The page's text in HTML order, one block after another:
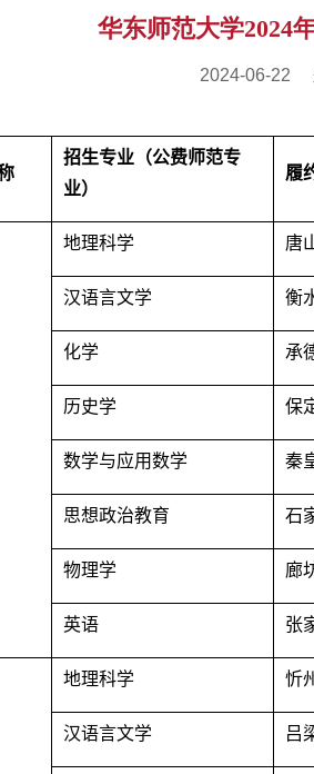
华东师范大学2024
2024-06-22
招生专业（公费师范专
业）
履
地理科学 唐
汉语言文学 衡
化学 承
历史学 保
数学与应用数学 秦
思想政治教育 石
物理学 廊
英语 张
地理科学 忻
汉语言文学 吕